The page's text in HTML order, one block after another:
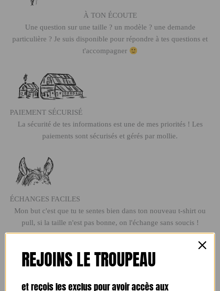
À TON ÉCOUTE
Une question sur une taille ? un modèle ? une demande
particulière ? Je suis disponible pour répondre à tes questions et
t'accompagner
PAIEMENT SÉCURISÉ
La sécurité de tes informations est une de mes priorités ! Les
paiements sont sécurisés et gérés par mollie.
ÉCHANGES FACILES
Mon but c'est que tu te sentes bien dans ton nouveau t-shirt ou
pull, si la taille n'est pas bonne, on l'échange sans soucis !
REJOINS LE TROUPEAU
et reçois les exclus pour avoir accès aux